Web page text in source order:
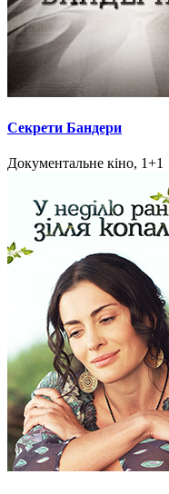
Секрети Бандери
Документальне кіно, 1+1